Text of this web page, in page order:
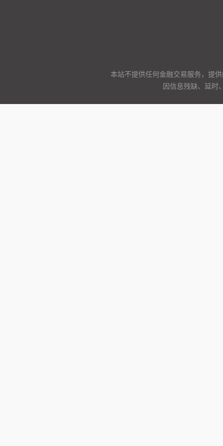
本站不提供任何金融交易服务，提
因信息残缺、延时